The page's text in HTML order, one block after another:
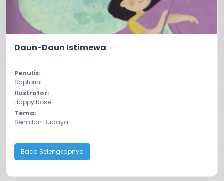
Daun-Daun Istimewa
Penulis:
Saptorini
Ilustrator:
Happy Rose
Tema:
Seni dan Budaya
Baca Selengkapnya